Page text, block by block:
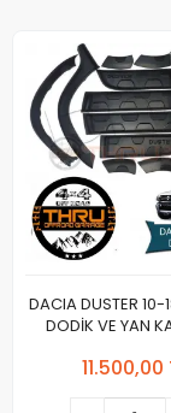
DACIA DUSTER 10-
DODİK VE YAN
11.500,00